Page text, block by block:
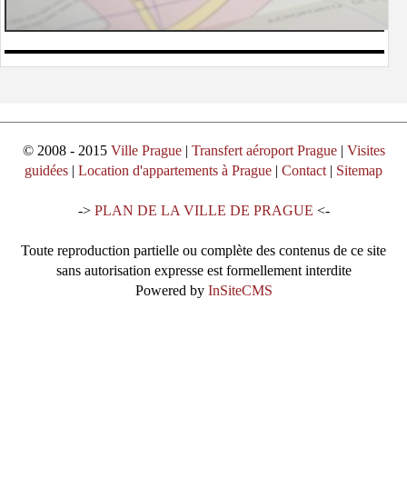
© 2008 - 2015 Ville Prague| Transfert aéroport Prague| Visites
guidées | Location d'appartements à Prague | Contact | Sitemap
-> PLAN DE LA VILLE DE PRAGUE <-
Toute reproduction partielle ou complète des contenus de ce site
sans autorisation expresse est formellement interdite
Powered by InSiteCMS